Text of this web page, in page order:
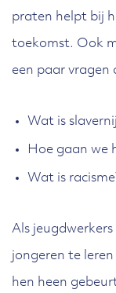
praten helpt bij
toekomst. Ook
een paar vragen
Wat is
Hoe gaan we
Wat is
Als
jongeren te
hen heen